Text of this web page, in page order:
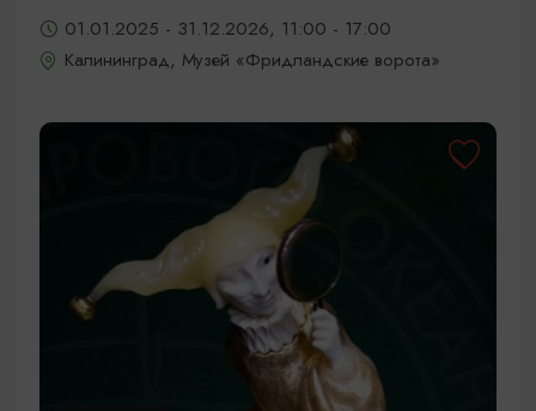
01.01.2025 - 31.12.2026, 11:00 - 17:00
Калининград, Музей «Фридландские ворота»